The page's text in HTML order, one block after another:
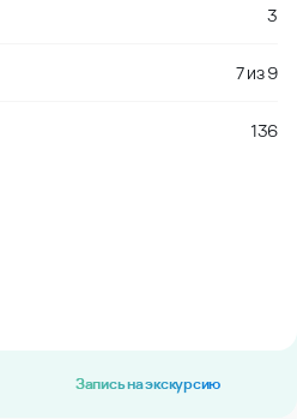
3
7из9
136
Запись на экскурсию